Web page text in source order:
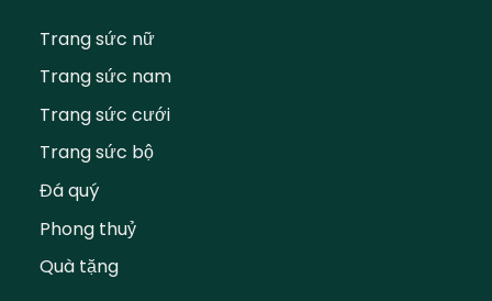
Trang sức nữ
Trang sức nam
Trang sức cưới
Trang sức bộ
Đá quý
Phong thuỷ
Quà tặng